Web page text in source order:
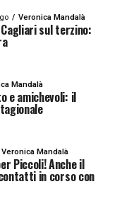
Veronica Mandalà
sul terzino:
Mandalà
e amichevoli: il
Veronica Mandalà
Piccoli! Anche il
in corso con